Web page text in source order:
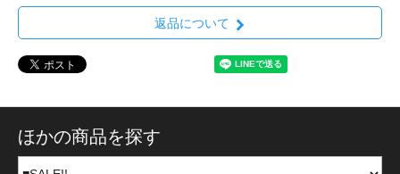
返品について
ほかの商品を探す